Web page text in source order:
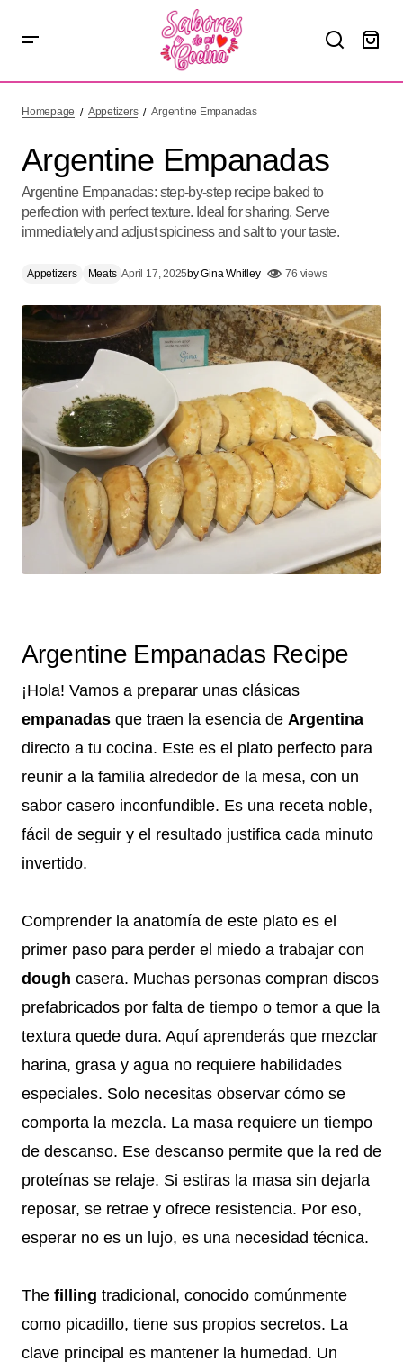
Homepage Appetizers Argentine Empanadas
Argentine Empanadas
Argentine Empanadas: step-by-step recipe baked to
perfection with perfect texture. Ideal for sharing. Serve
immediately and adjust spiciness and salt to your taste.
Appetizers Meats April 17, 2025byGina Whitley 76 views
Argentine Empanadas Recipe
¡Hola! Vamos a preparar unas clásicas
empanadas que traen la esencia de Argentina
directo a tu cocina. Este es el plato perfecto para
reunir a la familia alrededor de la mesa, con un
sabor casero inconfundible. Es una receta noble,
fácil de seguir y el resultado justifica cada minuto
invertido.
Comprender la anatomía de este plato es el
primer paso para perder el miedo a trabajar con
dough casera. Muchas personas compran discos
prefabricados por falta de tiempo o temor a que la
textura quede dura. Aquí aprenderás que mezclar
harina, grasa y agua no requiere habilidades
especiales. Solo necesitas observar cómo se
comporta la mezcla. La masa requiere un tiempo
de descanso. Ese descanso permite que la red de
proteínas se relaje. Si estiras la masa sin dejarla
reposar, se retrae y ofrece resistencia. Por eso,
esperar no es un lujo, es una necesidad técnica.
The filling tradicional, conocido comúnmente
como picadillo, tiene sus propios secretos. La
clave principal es mantener la humedad. Un